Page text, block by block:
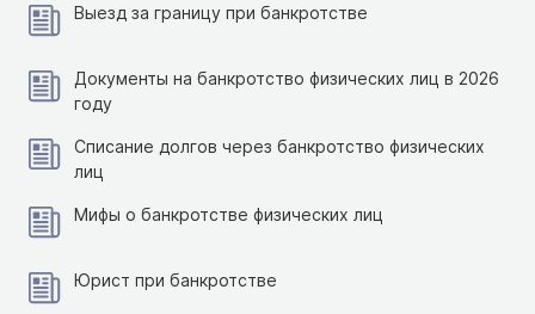
Выезд за границу при банкротстве
Документы на банкротство физических лиц в 2026
году
Списание долгов через банкротство физических
лиц
Мифы о банкротстве физических лиц
Юрист при банкротстве